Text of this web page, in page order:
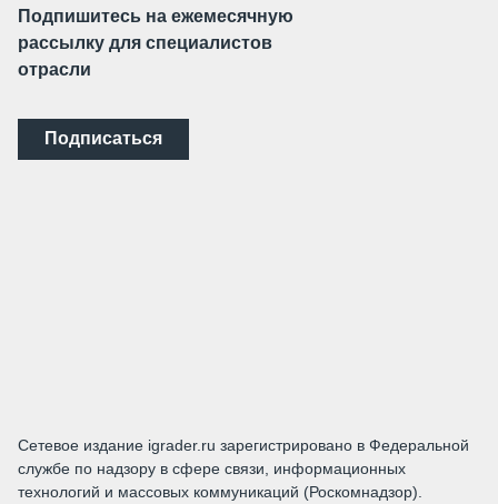
Подпишитесь на ежемесячную
рассылку для специалистов
отрасли
Подписаться
Сетевое издание igrader.ru зарегистрировано в Федеральной
службе по надзору в сфере связи, информационных
технологий и массовых коммуникаций (Роскомнадзор).